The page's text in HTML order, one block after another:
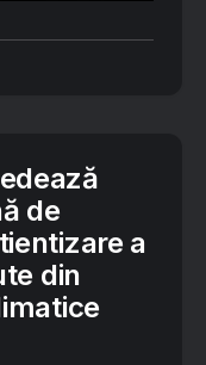
de
a
din